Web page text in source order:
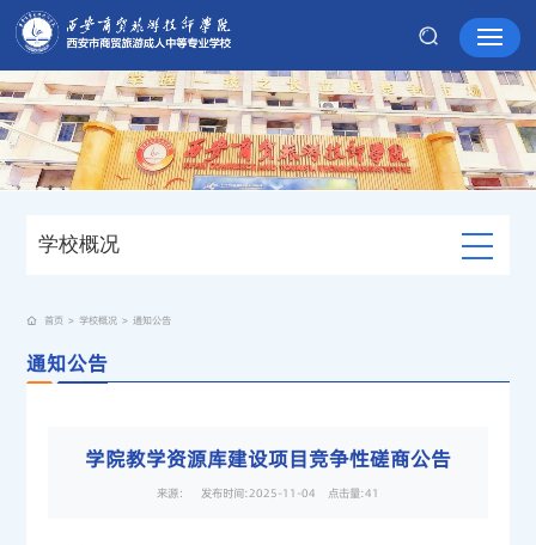
学校概况
首页 >学校概况 >通知公告
通知公告
学院教学资源库建设项目竞争性磋商公告
来源： 发布时间:2025-11-04 点击量:41